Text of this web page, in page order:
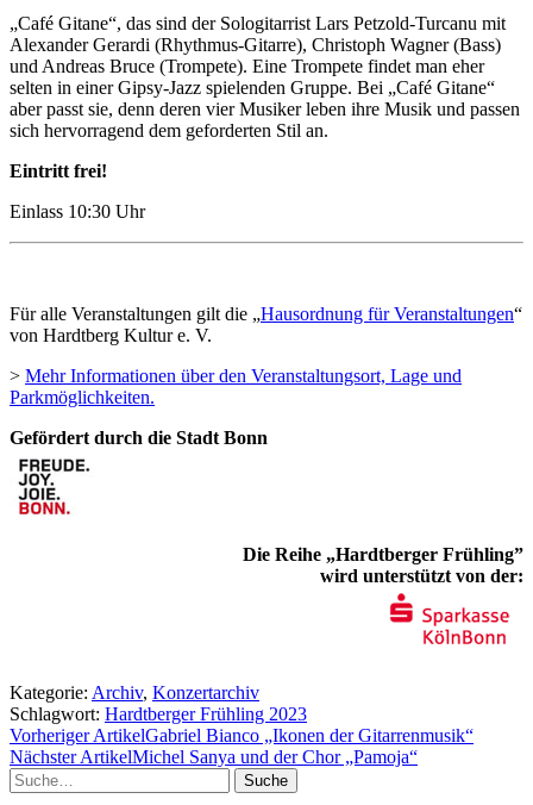
„Café Gitane“, das sind der Sologitarrist Lars Petzold-Turcanu mit
Alexander Gerardi (Rhythmus-Gitarre), Christoph Wagner (Bass)
und Andreas Bruce (Trompete). Eine Trompete findet man eher
selten in einer Gipsy-Jazz spielenden Gruppe. Bei „Café Gitane“
aber passt sie, denn deren vier Musiker leben ihre Musik und passen
sich hervorragend dem geforderten Stil an.
Eintritt frei!
Einlass 10:30 Uhr
Für alle Veranstaltungen gilt die „Hausordnung für Veranstaltungen“
von Hardtberg Kultur e. V.
> Mehr Informationen über den Veranstaltungsort, Lage und
Parkmöglichkeiten.
Gefördert durch die Stadt Bonn
Die Reihe „Hardtberger Frühling”
wird unterstützt von der:
Kategorie: Archiv, Konzertarchiv
Schlagwort: Hardtberger Frühling 2023
Vorheriger ArtikelGabriel Bianco „Ikonen der Gitarrenmusik“
Nächster ArtikelMichel Sanya und der Chor „Pamoja“
Suche